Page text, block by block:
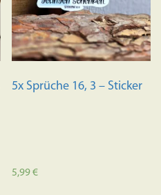
5x Sprüche 16, 3 – Sticker
5,99€